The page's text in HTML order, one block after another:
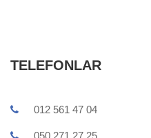
TELEFONLAR
012 561 47 04